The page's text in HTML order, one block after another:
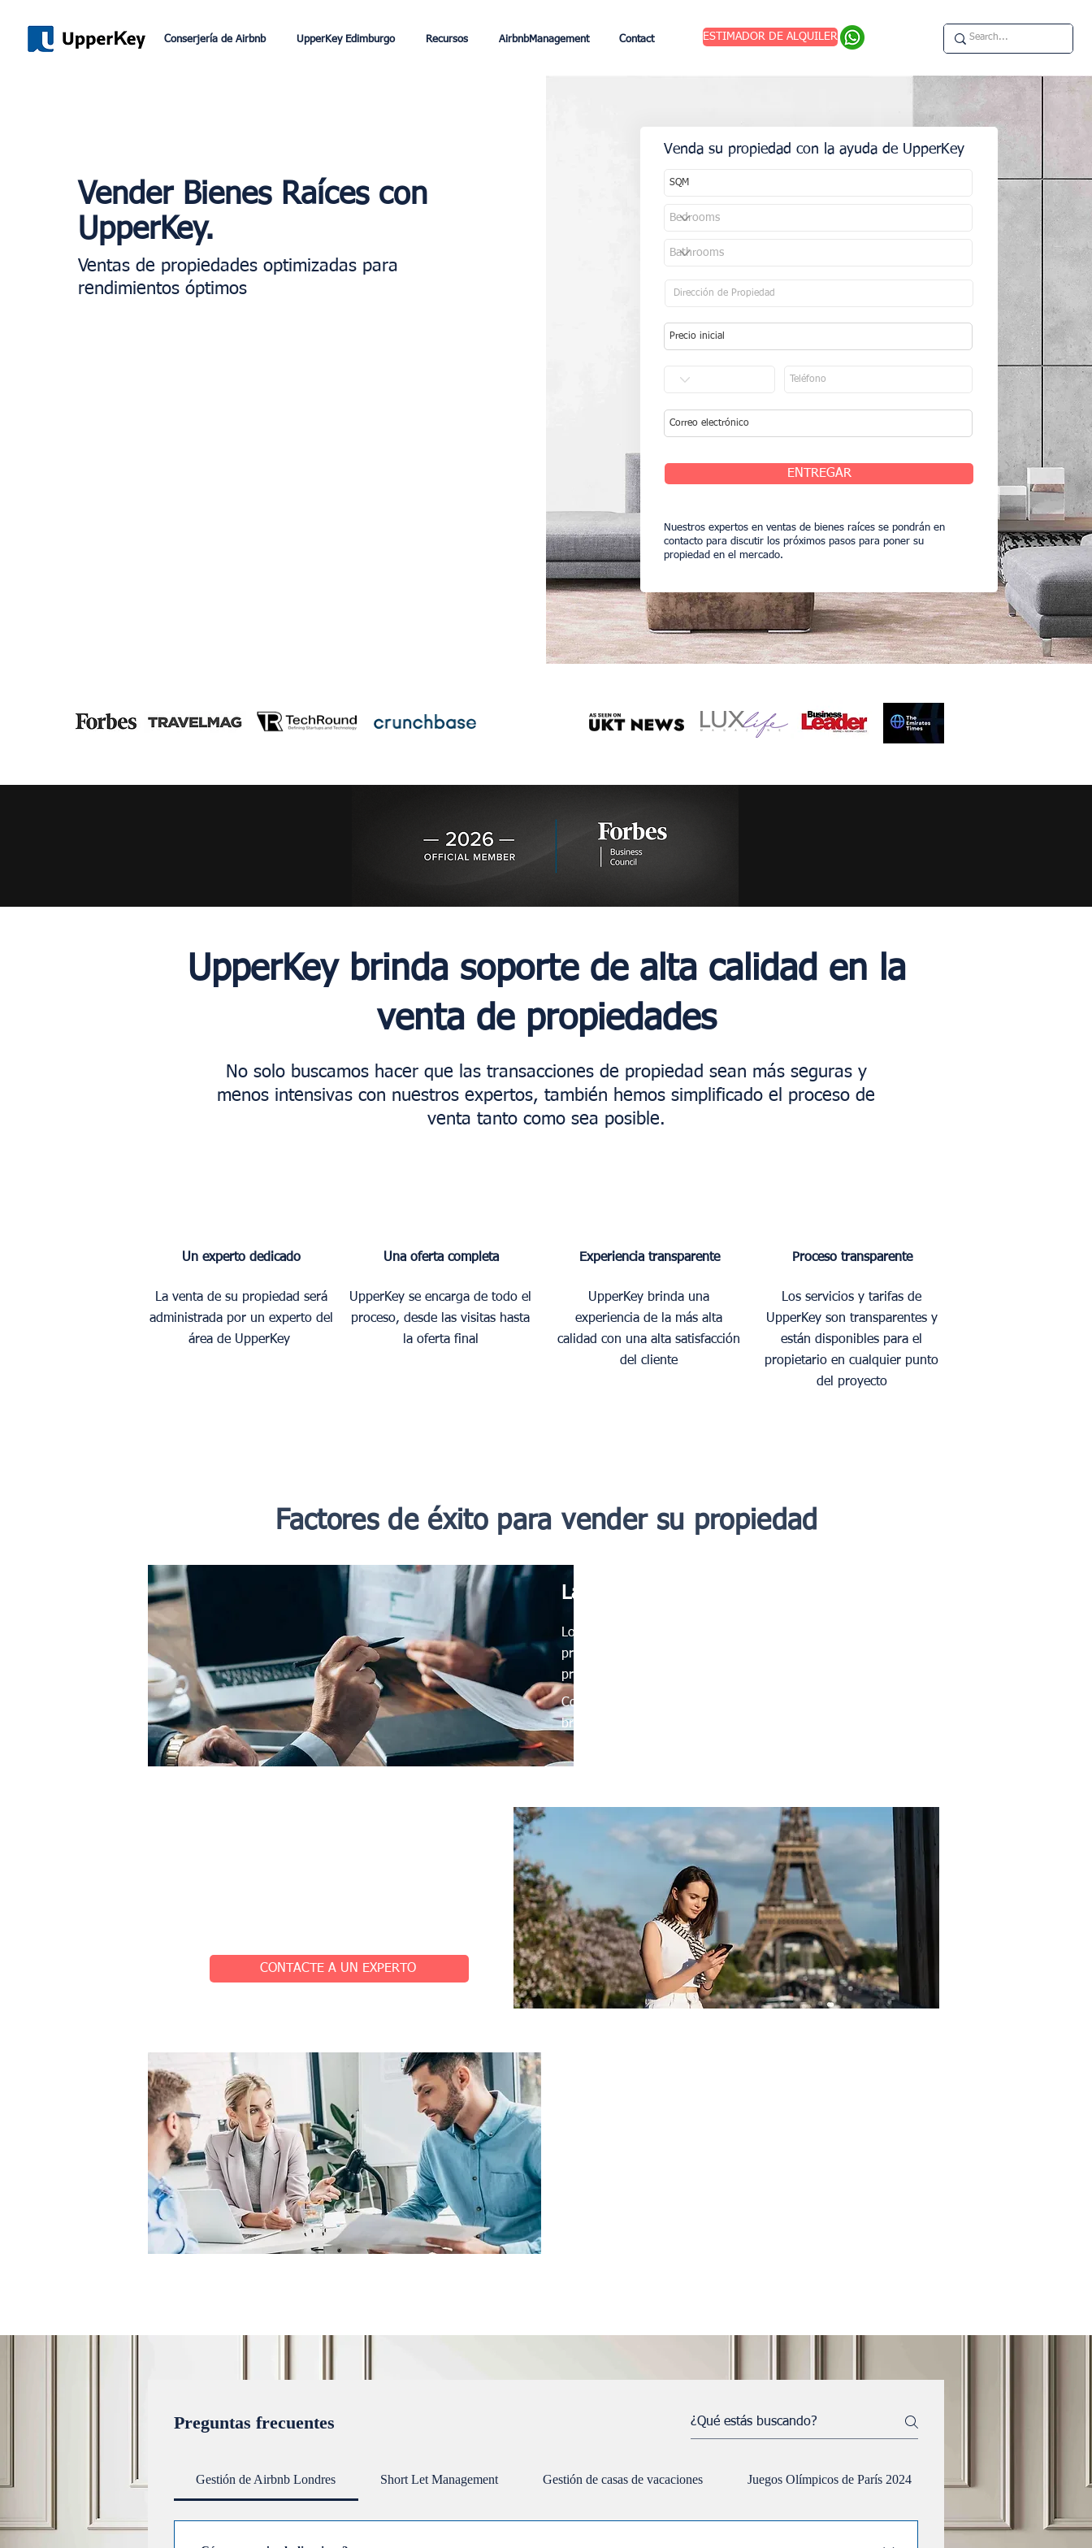
Conserjería de Airbnb UpperKey Edimburgo Recursos AirbnbManagement Contact ESTIMADOR DE ALQUILER
Vender Bienes Raíces con
UpperKey.
Ventas de propiedades optimizadas para
rendimientos óptimos
Venda su propiedad con la ayuda de UpperKey
ENTREGAR
Nuestros expertos en ventas de bienes raíces se pondrán en
contacto para discutir los próximos pasos para poner su
propiedad en el mercado.
UpperKey brinda soporte de alta calidad en la
venta de propiedades
No solo buscamos hacer que las transacciones de propiedad sean más seguras y
menos intensivas con nuestros expertos, también hemos simplificado el proceso de
venta tanto como sea posible.
La venta de su propiedad será
administrada por un experto del
área de UpperKey
Un experto dedicado Una oferta completa
UpperKey se encarga de todo el
proceso, desde las visitas hasta
la oferta final
Experiencia transparente
UpperKey brinda una
experiencia de la más alta
calidad con una alta satisfacción
del cliente
Proceso transparente
Los servicios y tarifas de
UpperKey son transparentes y
están disponibles para el
propietario en cualquier punto
del proyecto
Factores de éxito para vender su propiedad
La agencia que necesitabas
Los expertos de UpperKey facilitan la venta de su
propiedad para vender en las mejores condiciones, al
precio justo.
Con nuestro enfoque en la satisfacción del cliente,
brindamos los mejores servicios a todos nuestros clientes.
CONTACTE A UN EXPERTO
Preguntas frecuentes
Gestión de Airbnb Londres Short Let Management Gestión de casas de vacaciones Juegos Olímpicos de París 2024 Control de alquileres de